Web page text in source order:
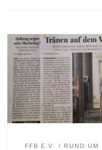
FFB E.V. RUND UM